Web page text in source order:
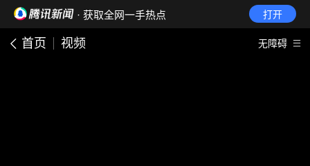
· 获取全网一手热点 打开
首页 视频 无障碍